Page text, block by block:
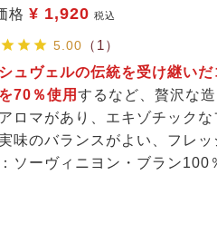
格 ¥ 1,920 税込
5.00 （1）
ュヴェルの伝統を受け継い
70％使用 するなど、贅沢な
ロマがあり、エキゾチック
味のバランスがよい、フレッ
ソーヴィニヨン・ブラン